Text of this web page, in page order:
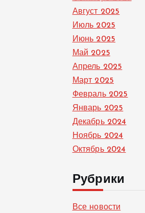
Август 2025
Июль 2025
Июнь 2025
Май 2025
Апрель 2025
Март 2025
Февраль 2025
Январь 2025
Декабрь 2024
Ноябрь 2024
Октябрь 2024
Рубрики
Все новости